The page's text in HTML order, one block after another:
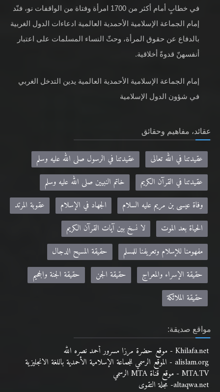
في خطابٍ أمام أكثر من 1700 امرأة وفتاة من الواقفات نو، فنّد
إمام الجماعة الإسلامية الأحمدية العالمية ادعاءات الدول الغربية
بالدفاع عن حقوق المرأة، وحثّ النساء المسلمات على اعتبار
أنفسهنّ قدوةً أخلاقية.
إمام الجماعة الإسلامية الأحمدية العالمية يدين التدخل الغربي
في شؤون الدول الإسلامية
عقائد، مفاهيم وحقائق
عقيدتنا في الله تعالى
عقيدتنا في الرسول صلى الله عليه وسلم
عقيدتنا في القرآن الكريم
خاتم النبيين صلى الله عليه وسلم
وفاة عيسى بن مريم عليه السلام
الجهاد في الإسلام
عقوبة المرتد
الحياة بعد الموت
لا نسخ بين آيات القرآن الكريم
مفهومنا للإسلام وتعريفنا للمسلم
حقيقة المسيح الدجال
حقيقة الإسراء والمعراج
حقيقة الجن
حقيقة الجنة والجحيم
حقيقة الملائكة
مواقع صديقة:
Khilafa.net - موقع حضرة مرزا مسرور أحمد نصره الله
alislam.org - الموقع الرسمي للجماعة الإسلامية الأحمدية باللغة الانجليزية
MTA.TV - موقع قناة MTA الرسمي
altaqwa.net- مجلة التقوى